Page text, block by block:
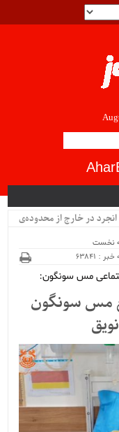
در خارج از محدوده‌ی
نخست
: 63841
مس سونگون:
مس سونگون